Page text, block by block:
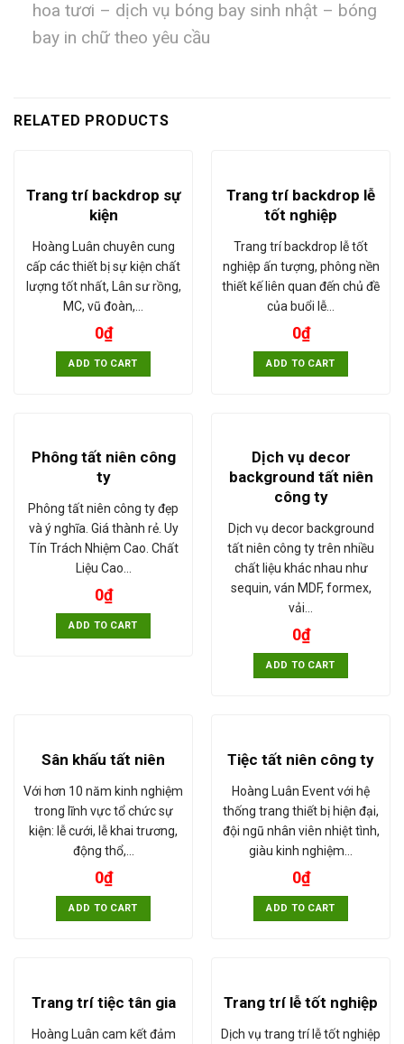
hoa tươi – dịch vụ bóng bay sinh nhật – bóng
bay in chữ theo yêu cầu
RELATED PRODUCTS
Trang trí backdrop sự
kiện
Hoàng Luân chuyên cung
cấp các thiết bị sự kiện chất
lượng tốt nhất, Lân sư rồng,
MC, vũ đoàn,…
0₫
ADD TO CART
Trang trí backdrop lễ
tốt nghiệp
Trang trí backdrop lễ tốt
nghiệp ấn tượng, phông nền
thiết kế liên quan đến chủ đề
của buổi lễ…
0₫
ADD TO CART
Phông tất niên công
ty
Phông tất niên công ty đẹp
và ý nghĩa. Giá thành rẻ. Uy
Tín Trách Nhiệm Cao. Chất
Liệu Cao…
0₫
ADD TO CART
Dịch vụ decor
background tất niên
công ty
Dịch vụ decor background
tất niên công ty trên nhiều
chất liệu khác nhau như
sequin, ván MDF, formex,
vải…
0₫
ADD TO CART
Sân khấu tất niên
Với hơn 10 năm kinh nghiệm
trong lĩnh vực tổ chức sự
kiện: lễ cưới, lễ khai trương,
động thổ,…
0₫
ADD TO CART
Tiệc tất niên công ty
Hoàng Luân Event với hệ
thống trang thiết bị hiện đại,
đội ngũ nhân viên nhiệt tình,
giàu kinh nghiệm…
0₫
ADD TO CART
Trang trí tiệc tân gia
Hoàng Luân cam kết đảm
Trang trí lễ tốt nghiệp
Dịch vụ trang trí lễ tốt nghiệp